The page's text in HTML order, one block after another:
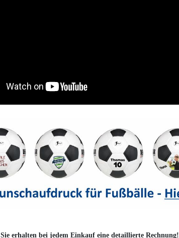
Sie erhalten bei jedem Einkauf eine detaillierte Rechnung!